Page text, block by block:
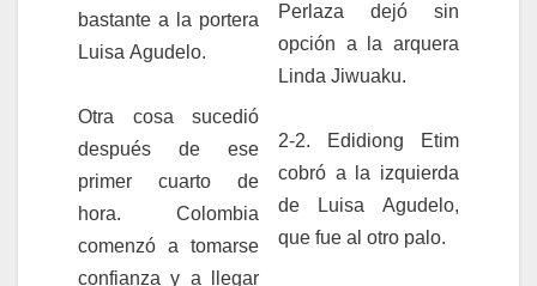
bastante a la portera
Luisa Agudelo.
Otra cosa sucedió
después de ese
primer cuarto de
hora. Colombia
comenzó a tomarse
confianza y a llegar
Perlaza dejó sin
opción a la arquera
Linda Jiwuaku.
2-2. Edidiong Etim
cobró a la izquierda
de Luisa Agudelo,
que fue al otro palo.